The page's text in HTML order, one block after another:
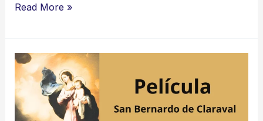
Read More »
San
Bernardo
de
Claraval